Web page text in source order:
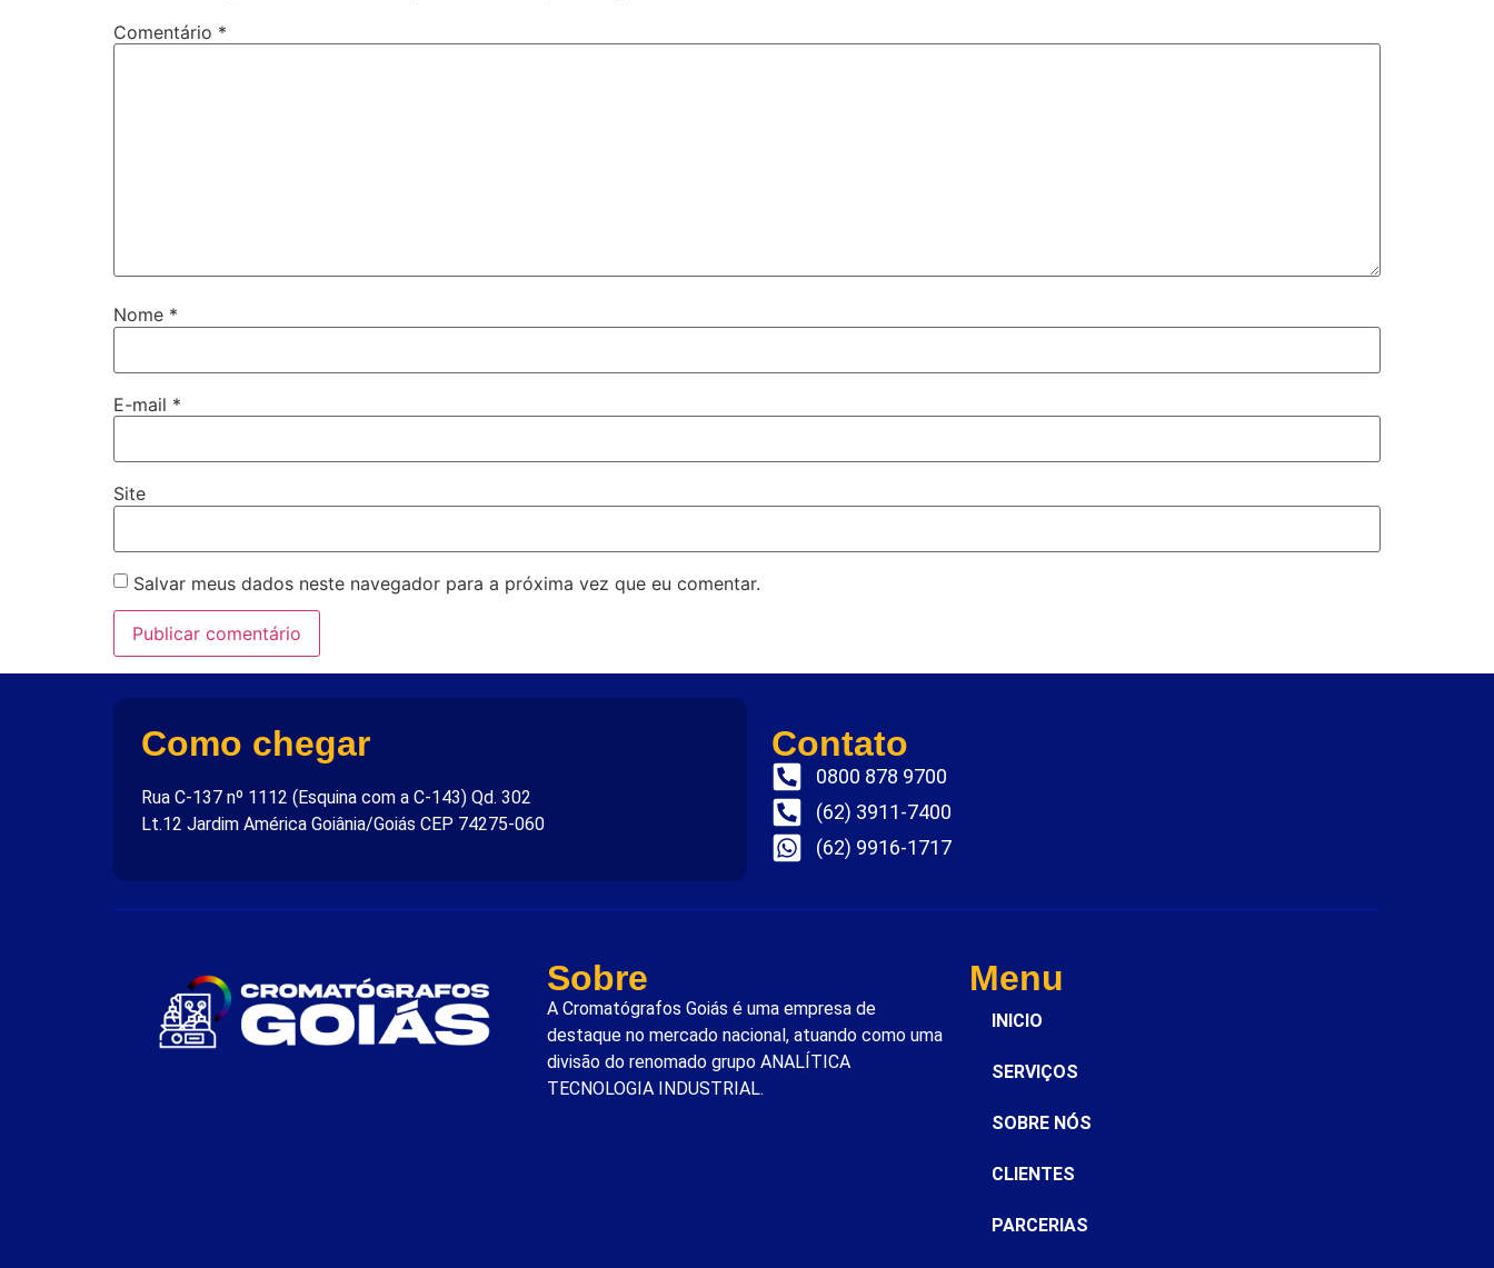
Comentário *
Nome *
E-mail *
Site
Salvar meus dados neste navegador para a próxima vez que eu comentar.
Como chegar
Rua C-137 nº 1112 (Esquina com a C-143) Qd. 302
Lt.12 Jardim América Goiânia/Goiás CEP 74275-060
Contato
0800 878 9700
(62) 3911-7400
(62) 9916-1717
Sobre
A Cromatógrafos Goiás é uma empresa de
destaque no mercado nacional, atuando como uma
divisão do renomado grupo ANALÍTICA
TECNOLOGIA INDUSTRIAL.
Menu
INICIO
SERVIÇOS
SOBRE NÓS
CLIENTES
PARCERIAS